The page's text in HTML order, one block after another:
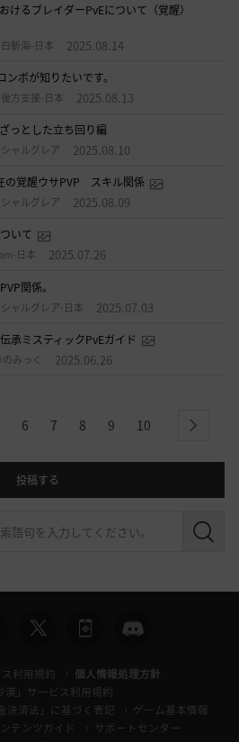
るブレイダーPvEについて（覚醒）
白斬海-日本 2025.08.14
ボが知りたいです。
後方支援-日本 2025.08.13
っとした立ち回り編
シャルグレア 2025.08.10
の覚醒ウサPVP スキル関係
シャルグレア 2025.08.09
いて
日本 2025.07.26
関係。
シャルグレア-日本 2025.07.03
承ミスティックPvEガイド
のみっく 2025.06.26
6 7 8 9 10 next
投稿する
検
利用規約
個人情報処理方針
漠」サービス利用規約
決済法」に基づく表記
ゲーム基本情報
テンツガイド
サポートセンター